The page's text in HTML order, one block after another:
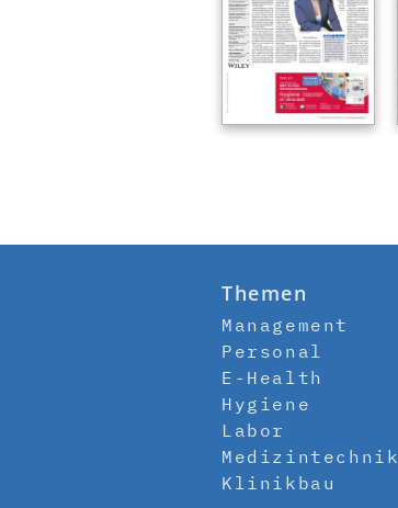
Themen
Management
Personal
E-Health
Hygiene
Labor
Medizintechnik
Klinikbau